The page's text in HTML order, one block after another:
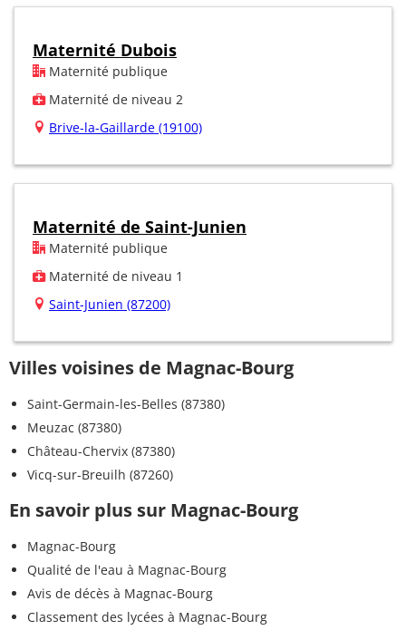
Maternité Dubois
Maternité publique
Maternité de niveau 2
Brive-la-Gaillarde (19100)
Maternité de Saint-Junien
Maternité publique
Maternité de niveau 1
Saint-Junien (87200)
Villes voisines de Magnac-Bourg
Saint-Germain-les-Belles (87380)
Meuzac (87380)
Château-Chervix (87380)
Vicq-sur-Breuilh (87260)
En savoir plus sur Magnac-Bourg
Magnac-Bourg
Qualité de l'eau à Magnac-Bourg
Avis de décès à Magnac-Bourg
Classement des lycées à Magnac-Bourg